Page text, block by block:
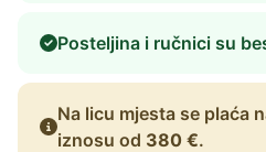
Posteljina i ručnici su
Na licu mjesta se plaća
iznosu od 380 €.